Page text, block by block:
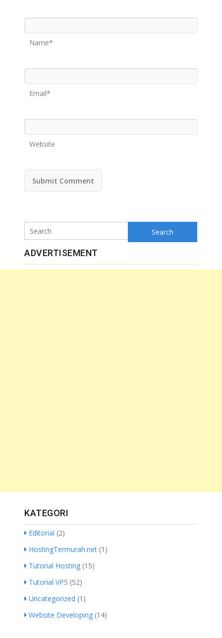
Name*
Email*
Website
Search
ADVERTISEMENT
KATEGORI
Editorial (2)
HostingTermurah.net (1)
Tutorial Hosting (15)
Tutorial VPS (52)
Uncategorized (1)
Website Developing (14)